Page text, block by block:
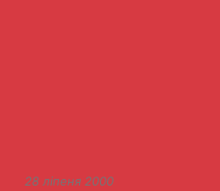
28 ліпеня 2000